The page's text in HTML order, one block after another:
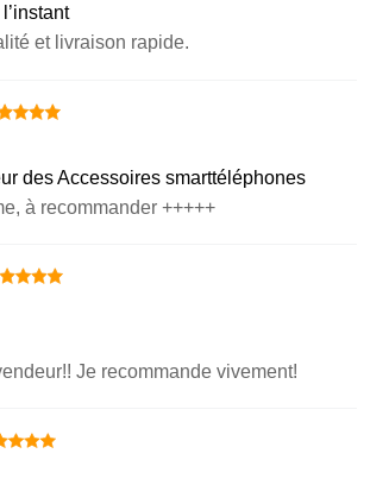
et livraison rapide.
des Accessoires smarttéléphones
à recommander +++++
Je recommande vivement!